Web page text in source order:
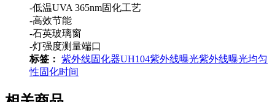
-低温UVA 365nm固化工艺
-高效节能
-石英玻璃窗
-灯强度测量端口
标签： 紫外线固化器UH104紫外线曝光紫外线曝光均匀
性固化时间